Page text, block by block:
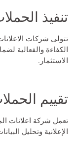
تنفيذ
تتولى شركات
الكفاءة والفعالية
الاستثمار.
تقييم
تعمل شركة اعلانات
الإعلانية وتحليل